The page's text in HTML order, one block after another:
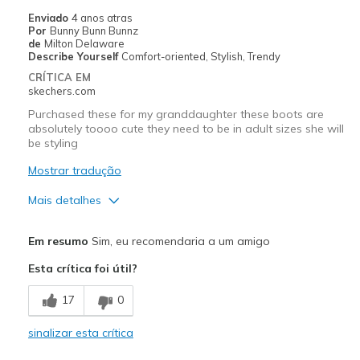
Width
Sizing
Feels true to size
View On Shoes
Enviado 4 anos atras
Por Bunny Bunn Bunnz
de Milton Delaware
Describe Yourself Comfort-oriented, Stylish, Trendy
CRÍTICA EM
skechers.com
Purchased these for my granddaughter these boots are
absolutely toooo cute they need to be in adult sizes she will
be styling
Mostrar tradução
Mais detalhes
Stylish
Melhores utilizações
Casual Wear
Em resumo Sim, eu recomendaria a um amigo
Esta crítica foi útil?
17 0
sinalizar esta crítica